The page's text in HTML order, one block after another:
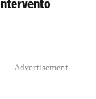
Advertisement